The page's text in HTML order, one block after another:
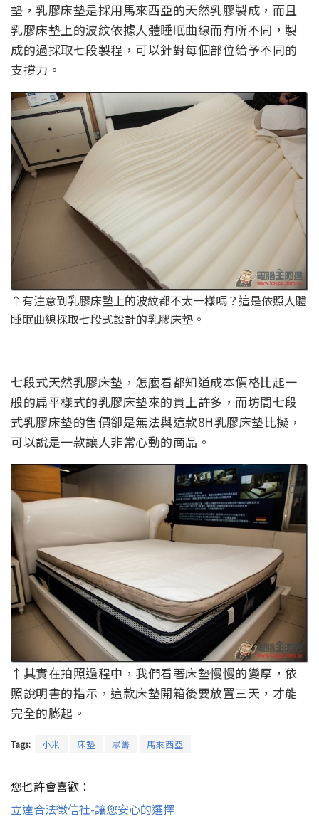
墊，乳膠床墊是採用馬來西亞的天然乳膠製成，而且
乳膠床墊上的波紋依據人體睡眠曲線而有所不同，製
成的過採取七段製程，可以針對每個部位給予不同的
支撐力。
↑有注意到乳膠床墊上的波紋都不太一樣嗎？這是依照人體
睡眠曲線採取七段式設計的乳膠床墊。
七段式天然乳膠床墊，怎麼看都知道成本價格比起一
般的扁平樣式的乳膠床墊來的貴上許多，而坊間七段
式乳膠床墊的售價卻是無法與這款8H乳膠床墊比擬，
可以說是一款讓人非常心動的商品。
↑其實在拍照過程中，我們看著床墊慢慢的變厚，依
照說明書的指示，這款床墊開箱後要放置三天，才能
完全的膨起。
Tags: 小米 床墊 眾籌 馬來西亞
您也許會喜歡：
立達合法徵信社-讓您安心的選擇